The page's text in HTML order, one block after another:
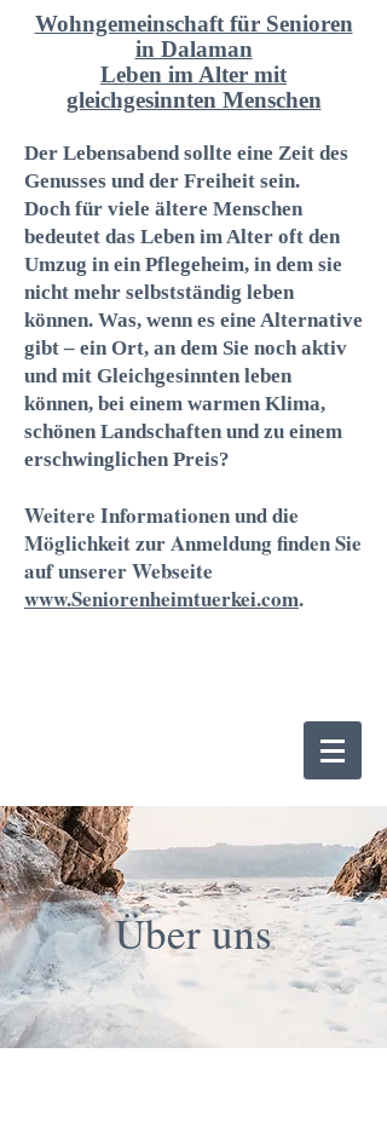
Wohngemeinschaft für Senioren
in Dalaman
Leben im Alter mit
gleichgesinnten Menschen
Der Lebensabend sollte eine Zeit des
Genusses und der Freiheit sein.
Doch für viele ältere Menschen
bedeutet das Leben im Alter oft den
Umzug in ein Pflegeheim, in dem sie
nicht mehr selbstständig leben
können. Was, wenn es eine Alternative
gibt – ein Ort, an dem Sie noch aktiv
und mit Gleichgesinnten leben
können, bei einem warmen Klima,
schönen Landschaften und zu einem
erschwinglichen Preis?
Weitere Informationen und die
Möglichkeit zur Anmeldung finden Sie
auf unserer Webseite
www.Seniorenheimtuerkei.com.
Über uns